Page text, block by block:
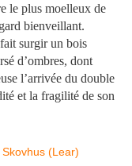
le plus moelleux de
bienveillant.
fait surgir un bois
d’ombres, dont
l’arrivée du double
et la fragilité de son